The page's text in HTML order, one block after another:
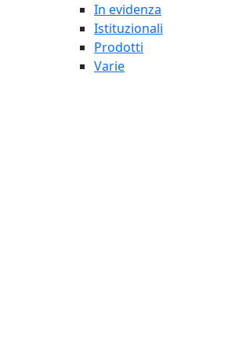
In evidenza
Istituzionali
Prodotti
Varie